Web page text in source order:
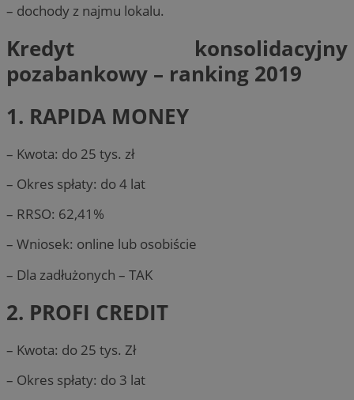
– dochody z najmu lokalu.
Kredyt konsolidacyjny
pozabankowy – ranking 2019
1. RAPIDA MONEY
– Kwota: do 25 tys. zł
– Okres spłaty: do 4 lat
– RRSO: 62,41%
– Wniosek: online lub osobiście
– Dla zadłużonych – TAK
2. PROFI CREDIT
– Kwota: do 25 tys. Zł
– Okres spłaty: do 3 lat